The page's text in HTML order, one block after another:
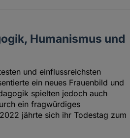
Humanismus und
und einflussreichsten
ein neues Frauenbild und
spielten jedoch auch
ein fragwürdiges
jährte sich ihr Todestag zum